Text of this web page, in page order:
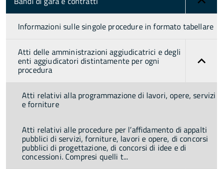
Informazioni sulle singole procedure in formato tabellare
Atti delle amministrazioni aggiudicatrici e degli
enti aggiudicatori distintamente per ogni
procedura
Atti relativi alla programmazione di lavori, opere, servizi
e forniture
Atti relativi alle procedure per l’affidamento di appalti
pubblici di servizi, forniture, lavori e opere, di concorsi
pubblici di progettazione, di concorsi di idee e di
concessioni. Compresi quelli t...